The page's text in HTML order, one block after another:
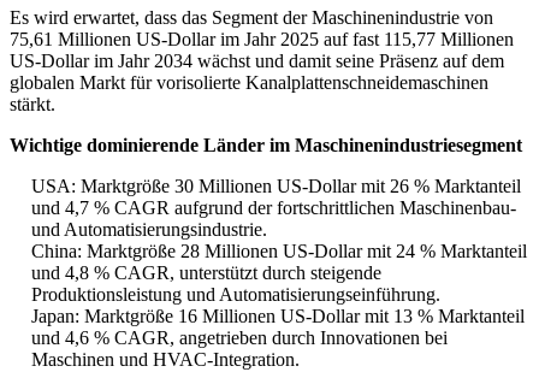
Es wird erwartet, dass das Segment der Maschinenindustrie von
75,61 Millionen US-Dollar im Jahr 2025 auf fast 115,77 Millionen
US-Dollar im Jahr 2034 wächst und damit seine Präsenz auf dem
globalen Markt für vorisolierte Kanalplattenschneidemaschinen
stärkt.
Wichtige dominierende Länder im Maschinenindustriesegment
USA: Marktgröße 30 Millionen US-Dollar mit 26 % Marktanteil
und 4,7 % CAGR aufgrund der fortschrittlichen Maschinenbau-
und Automatisierungsindustrie.
China: Marktgröße 28 Millionen US-Dollar mit 24 % Marktanteil
und 4,8 % CAGR, unterstützt durch steigende
Produktionsleistung und Automatisierungseinführung.
Japan: Marktgröße 16 Millionen US-Dollar mit 13 % Marktanteil
und 4,6 % CAGR, angetrieben durch Innovationen bei
Maschinen und HVAC-Integration.